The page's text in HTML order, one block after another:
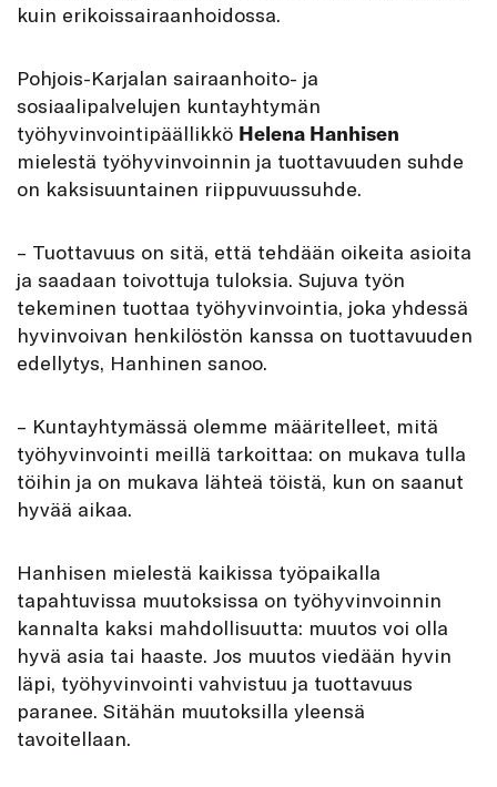
kuin erikoissairaanhoidossa.
Pohjois-Karjalan sairaanhoito- ja
sosiaalipalvelujen kuntayhtymän
työhyvinvointipäällikkö Helena Hanhisen
mielestä työhyvinvoinnin ja tuottavuuden suhde
on kaksisuuntainen riippuvuussuhde.
– Tuottavuus on sitä, että tehdään oikeita asioita
ja saadaan toivottuja tuloksia. Sujuva työn
tekeminen tuottaa työhyvinvointia, joka yhdessä
hyvinvoivan henkilöstön kanssa on tuottavuuden
edellytys, Hanhinen sanoo.
– Kuntayhtymässä olemme määritelleet, mitä
työhyvinvointi meillä tarkoittaa: on mukava tulla
töihin ja on mukava lähteä töistä, kun on saanut
hyvää aikaa.
Hanhisen mielestä kaikissa työpaikalla
tapahtuvissa muutoksissa on työhyvinvoinnin
kannalta kaksi mahdollisuutta: muutos voi olla
hyvä asia tai haaste. Jos muutos viedään hyvin
läpi, työhyvinvointi vahvistuu ja tuottavuus
paranee. Sitähän muutoksilla yleensä
tavoitellaan.